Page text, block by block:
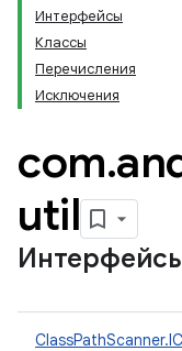
Интерфейсы
Классы
Перечисления
Исключения
com.
util